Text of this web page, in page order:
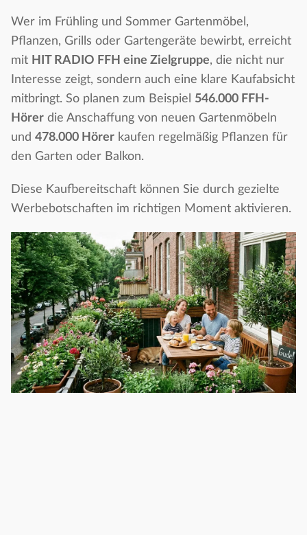
Wer im Frühling und Sommer Gartenmöbel,
Pflanzen, Grills oder Gartengeräte bewirbt, erreicht
mit HIT RADIO FFH eine Zielgruppe, die nicht nur
Interesse zeigt, sondern auch eine klare Kaufabsicht
mitbringt. So planen zum Beispiel 546.000 FFH-
Hörerdie Anschaffung von neuen Gartenmöbeln
und 478.000 Hörerkaufen regelmäßig Pflanzen für
den Garten oder Balkon.
Diese Kaufbereitschaft können Sie durch gezielte
Werbebotschaften im richtigen Moment aktivieren.